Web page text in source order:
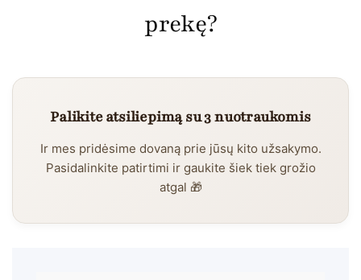
prekę?
Palikite atsiliepimą su 3 nuotraukomis
Ir mes pridėsime dovaną prie jūsų kito užsakymo.
Pasidalinkite patirtimi ir gaukite šiek tiek grožio
atgal 🎁